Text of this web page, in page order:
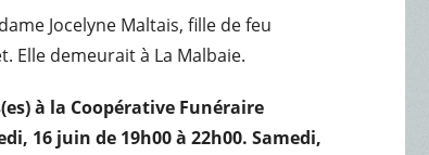
Jocelyne Maltais, fille de feu
Elle demeurait à La Malbaie.
à la Coopérative Funéraire
16 juin de 19h00 à 22h00. Samedi,